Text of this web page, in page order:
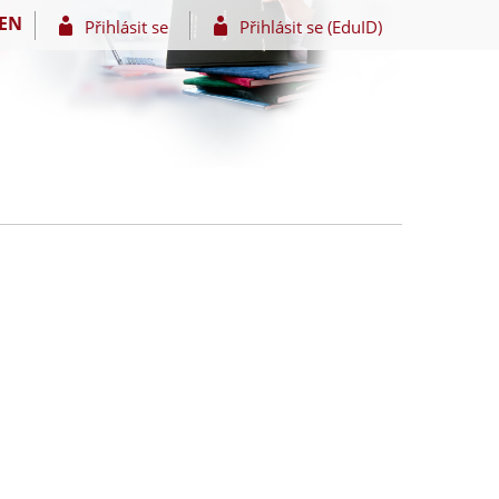
Přihlásit se Přihlásit se (EduID)